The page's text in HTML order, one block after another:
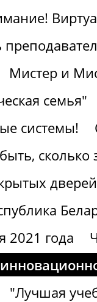
Мистер и
семья"
системы!
сколько
2021 года
"Лучшая